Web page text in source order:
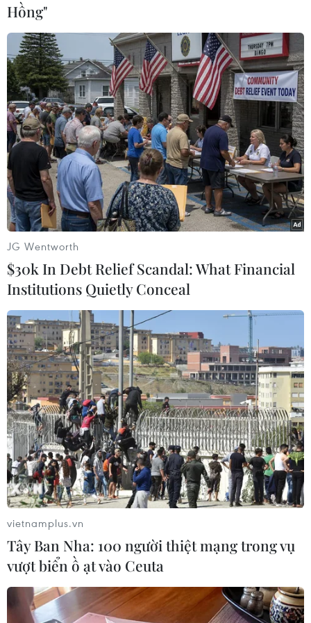
nhân nếu như nó cạnh tranh nguồn lực với đầu
tư tư nhân.Khả năng chèn ép đầu tư tư nhân sẽ
lớn nếu như đầu tư công được thực hiện bởicác
doanh nghiệp nhà nước hoặc thông qua hình
thức doanh nghiệp nhà nước. Dịchvụ cung cấp
từ khu vực doanh nghiệp nhà nước sẽ cạnh
tranh với khu vực tư nhân,làm giảm động cơ
tham gia đầu tư của khu vực tư nhân.
Như vậy, về cơ bản, các quốc gia đều hướng đến
quản lý đầu tư công để hỗtrợ tăng năng suất cho
khu vực tư nhân và toàn bộ nền kinh tế. Nó có
thể dùng đểbù đắp thất bại của thị trường trong
một số thị trường đặc biệt. Nhưng về cơbản, đầu
tư công không nên là công cụ để duy trì và tăng
sức mạnh kinh tế củakhu vực doanh nghiệp nhà
nước./.
Quang Toàn (TTXVN/Vietnam+)
Hồng"
JG Wentworth
$30k In Debt Relief Scandal: What Financial
Institutions Quietly Conceal
vietnamplus.vn
Tây Ban Nha: 100 người thiệt mạng trong vụ
vượt biển ồ ạt vào Ceuta